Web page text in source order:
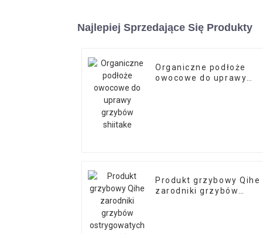
Najlepiej Sprzedające Się Produkty
Organiczne podłoże
owocowe do uprawy
Produkt grzybowy Qihe
zarodniki grzybów